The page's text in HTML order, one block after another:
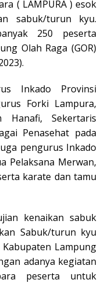
( LAMPURA ) esok
sabuk/turun kyu.
250 peserta
Olah Raga (GOR)
Inkado Provinsi
Forki Lampura,
Hanafi, Sekertaris
Penasehat pada
pengurus Inkado
Pelaksana Merwan,
karate dan tamu
kenaikan sabuk
Sabuk/turun kyu
Lampung
adanya kegiatan
peserta untuk